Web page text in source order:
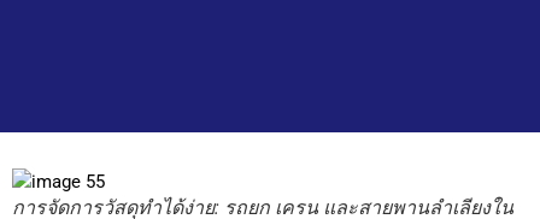
การจัดการวัสดุทำได้ง่าย: รถยก เครน และสายพานลำเลียงใน